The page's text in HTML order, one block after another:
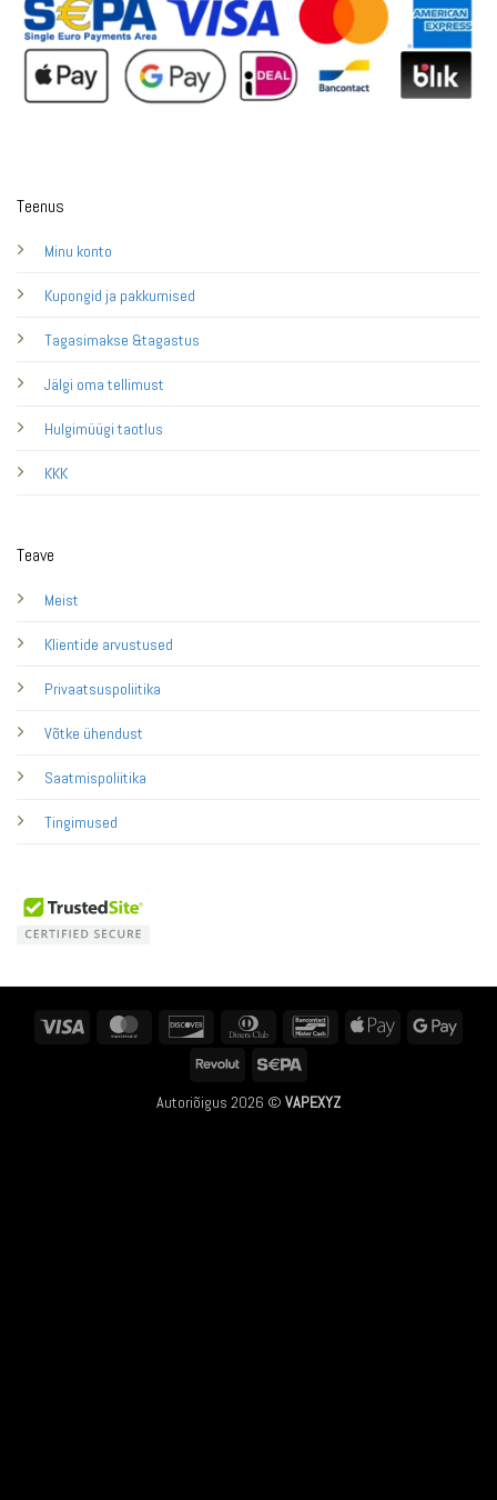
Teenus
Minu konto
Kupongid ja pakkumised
Tagasimakse &tagastus
Jälgi oma tellimust
Hulgimüügi taotlus
KKK
Teave
Meist
Klientide arvustused
Privaatsuspoliitika
Võtke ühendust
Saatmispoliitika
Tingimused
MasterCard Discover
Dinners
BancontactApple
Revolut
Autoriõigus 2026 © VAPEXYZ